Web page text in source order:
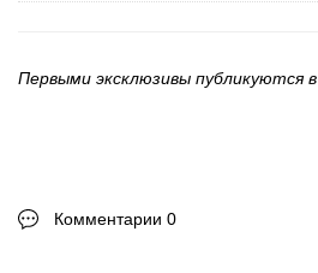
Первыми эксклюзивы публикуются в
Комментарии 0